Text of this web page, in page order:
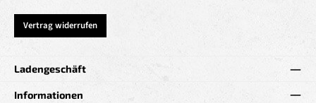
Vertrag widerrufen
Ladengeschäft
Informationen